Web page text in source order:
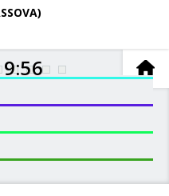
VIDOPLYASSOVA)
залу
9 5
6